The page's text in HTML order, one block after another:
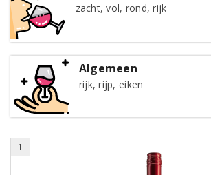
zacht, vol, rond, rijk
Algemeen
rijk, rijp, eiken
1